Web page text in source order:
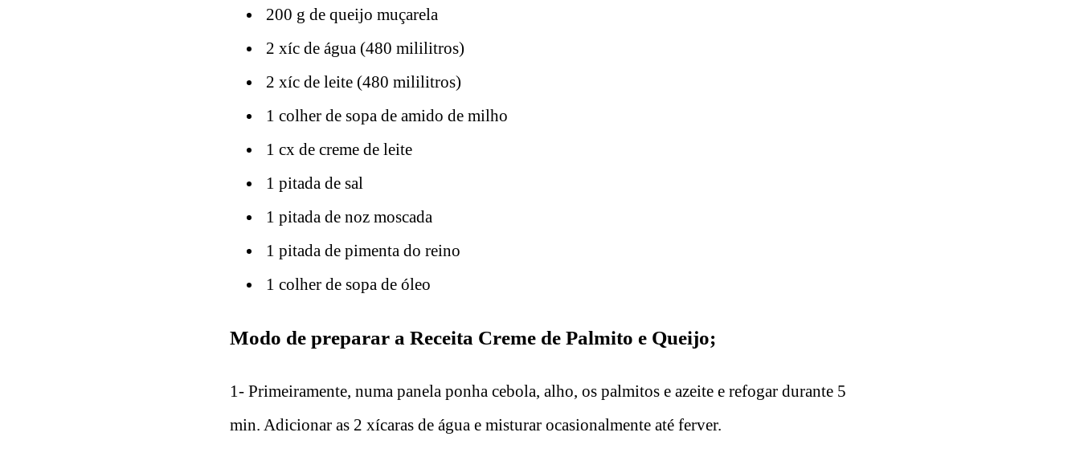
200 g de queijo muçarela
2 xíc de água (480 mililitros)
2 xíc de leite (480 mililitros)
1 colher de sopa de amido de milho
1 cx de creme de leite
1 pitada de sal
1 pitada de noz moscada
1 pitada de pimenta do reino
1 colher de sopa de óleo
Modo de preparar a Receita Creme de Palmito e Queijo;
1- Primeiramente, numa panela ponha cebola, alho, os palmitos e azeite e refogar durante 5
min. Adicionar as 2 xícaras de água e misturar ocasionalmente até ferver.